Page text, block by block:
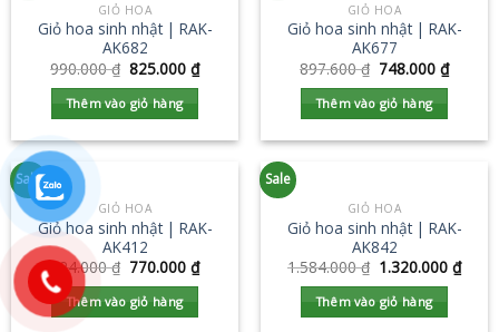
GIỎ HOA
Giỏ hoa sinh nhật | RAK-
AK682
990.000₫ 825.000₫
Thêm vào giỏ hàng
GIỎ HOA
Giỏ hoa sinh nhật | RAK-
AK677
897.600₫ 748.000₫
Thêm vào giỏ hàng
Sale
GIỎ HOA
Giỏ hoa sinh nhật | RAK-
AK412
924.000₫ 770.000₫
Thêm vào giỏ hàng
Sale
GIỎ HOA
Giỏ hoa sinh nhật | RAK-
AK842
1.584.000₫ 1.320.000₫
Thêm vào giỏ hàng